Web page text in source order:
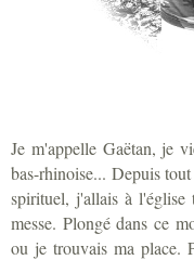
Je m'appelle Gaëtan, je
bas-rhinoise... Depuis
spirituel, j'allais à l'église
messe. Plongé dans ce
ou je trouvais ma place.